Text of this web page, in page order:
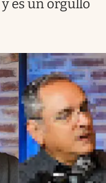
es un orgullo